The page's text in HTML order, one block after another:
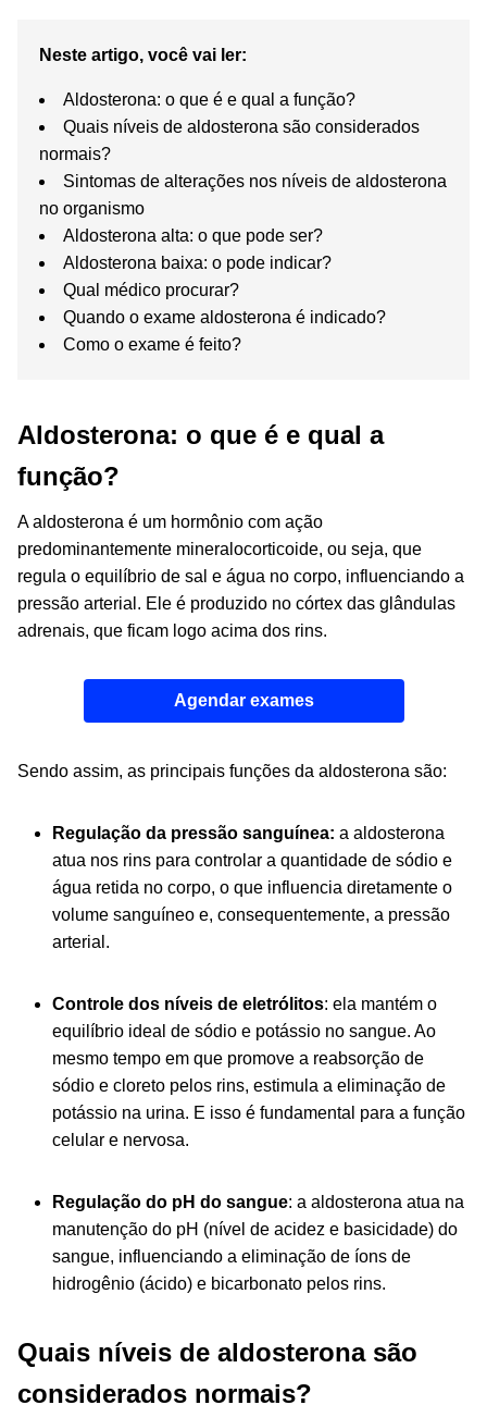
Neste artigo, você vai ler:
Aldosterona: o que é e qual a função?
Quais níveis de aldosterona são considerados
normais?
Sintomas de alterações nos níveis de aldosterona
no organismo
Aldosterona alta: o que pode ser?
Aldosterona baixa: o pode indicar?
Qual médico procurar?
Quando o exame aldosterona é indicado?
Como o exame é feito?
Aldosterona: o que é e qual a
função?
A aldosterona é um hormônio com ação
predominantemente mineralocorticoide, ou seja, que
regula o equilíbrio de sal e água no corpo, influenciando a
pressão arterial. Ele é produzido no córtex das glândulas
adrenais, que ficam logo acima dos rins.
Agendar exames
Sendo assim, as principais funções da aldosterona são:
Regulação da pressão sanguínea: a aldosterona
atua nos rins para controlar a quantidade de sódio e
água retida no corpo, o que influencia diretamente o
volume sanguíneo e, consequentemente, a pressão
arterial.
Controle dos níveis de eletrólitos: ela mantém o
equilíbrio ideal de sódio e potássio no sangue. Ao
mesmo tempo em que promove a reabsorção de
sódio e cloreto pelos rins, estimula a eliminação de
potássio na urina. E isso é fundamental para a função
celular e nervosa.
Regulação do pH do sangue: a aldosterona atua na
manutenção do pH (nível de acidez e basicidade) do
sangue, influenciando a eliminação de íons de
hidrogênio (ácido) e bicarbonato pelos rins.
Quais níveis de aldosterona são
considerados normais?